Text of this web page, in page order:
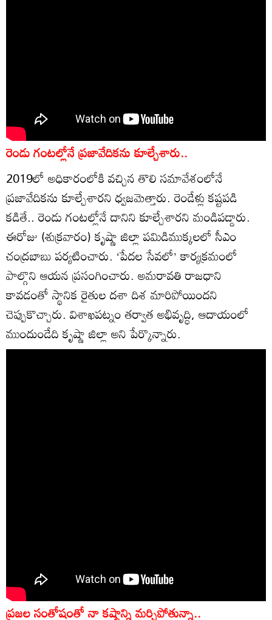
రెండు గంటల్లోనే ప్రజావేదికను కూల్చేశారు..
2019లో అధికారంలోకి వచ్చిన తొలి సమావేశంలోనే
ప్రజావేదికను కూల్చేశారని ధ్వజమెత్తారు. రెండేళ్లు కష్టపడి
కడితే.. రెండు గంటల్లోనే దానిని కూల్చేశారని మండిపడ్డారు.
ఈరోజు (శుక్రవారం) కృష్ణా జిల్లా పమిడిముక్కలలో సీఎం
చంద్రబాబు పర్యటించారు. ‘పేదల సేవలో’ కార్యక్రమంలో
పాల్గొని ఆయన ప్రసంగించారు. అమరావతి రాజధాని
కావడంతో స్థానిక రైతుల దశా దిశ మారిపోయిందని
చెప్పుకొచ్చారు. విశాఖపట్నం తర్వాత అభివృద్ధి, ఆదాయంలో
ముందుండేది కృష్ణా జిల్లా అని పేర్కొన్నారు.
ప్రజల సంతోషంతో నా కష్టాన్ని మర్చిపోతున్నా..